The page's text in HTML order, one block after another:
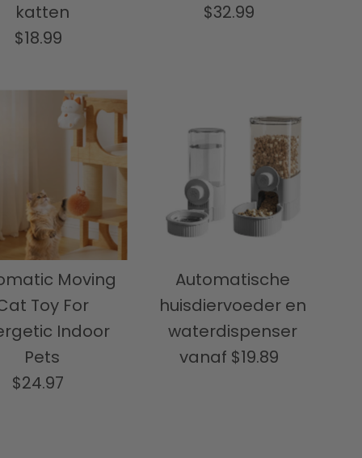
katten
Normale
$18.99
Normale
$32.99
Moving
Toy For
Indoor
Pets
Normale
$24.97
Automatische
huisdiervoeder en
waterdispenser
Normale
vanaf $19.89